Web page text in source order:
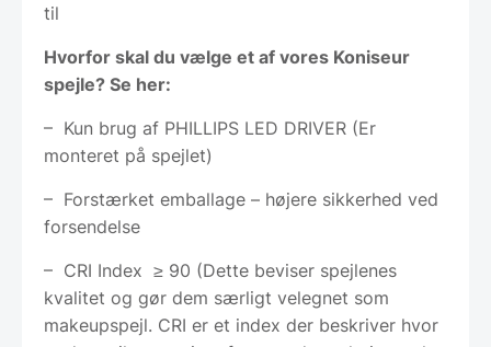
til
Hvorfor skal du vælge et af vores Koniseur
spejle? Se her:
– Kun brug af PHILLIPS LED DRIVER (Er
monteret på spejlet)
– Forstærket emballage – højere sikkerhed ved
forsendelse
– CRI Index ≥ 90 (Dette beviser spejlenes
kvalitet og gør dem særligt velegnet som
makeupspejl. CRI er et index der beskriver hvor